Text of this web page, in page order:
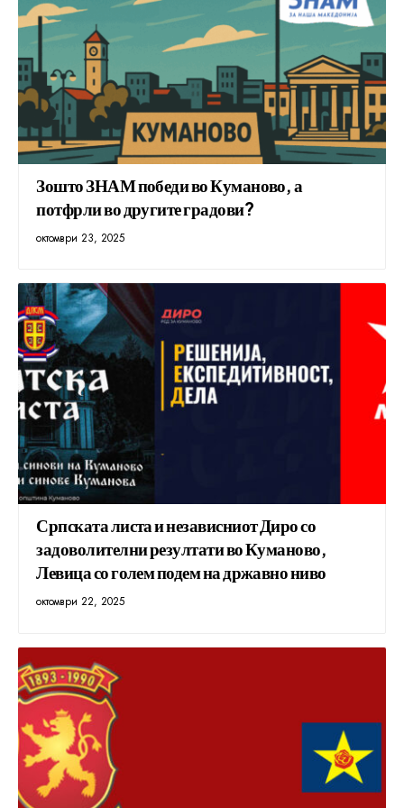
Зошто ЗНАМ победи во Куманово, а
потфрли во другите градови?
октомври 23, 2025
Српската листа и независниот Диро со
задоволителни резултати во Куманово,
Левица со голем подем на државно ниво
октомври 22, 2025